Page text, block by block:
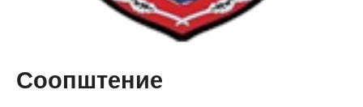
Соопштение